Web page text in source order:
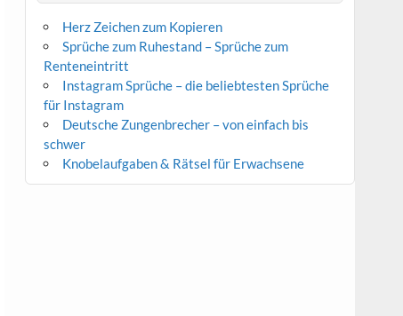
Herz Zeichen zum Kopieren
Sprüche zum Ruhestand – Sprüche zum
Renteneintritt
Instagram Sprüche – die beliebtesten Sprüche
für Instagram
Deutsche Zungenbrecher – von einfach bis
schwer
Knobelaufgaben & Rätsel für Erwachsene